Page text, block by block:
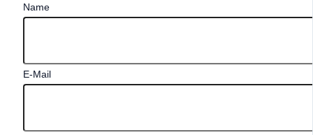
Name
E-Mail